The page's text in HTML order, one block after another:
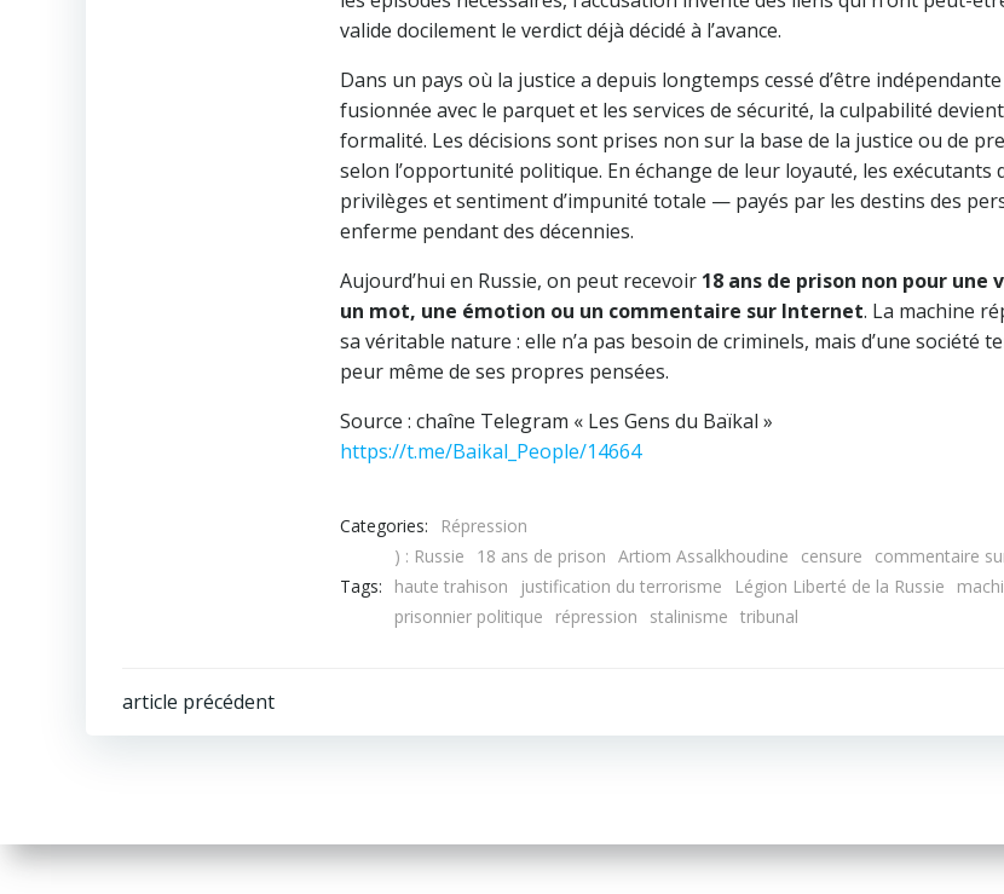
valide docilement le verdict déjà décidé à l’avance.
Dans un pays où la justice a depuis longtemps cessé d’être
fusionnée avec le parquet et les services de sécurité, la culpabilité
formalité. Les décisions sont prises non sur la base de la justice ou de
selon l’opportunité politique. En échange de leur loyauté, les exécutants
privilèges et sentiment d’impunité totale — payés par les destins des
enferme pendant des décennies.
Aujourd’hui en Russie, on peut recevoir 18 ans de prison non pour une
un mot, une émotion ou un commentaire sur Internet. La machine
sa véritable nature : elle n’a pas besoin de criminels, mais d’une société
peur même de ses propres pensées.
Source : chaîne Telegram « Les Gens du Baïkal »
https://t.me/Baikal_People/14664
Categories: Répression
Tags:
) : Russie 18 ans de prison Artiom Assalkhoudine censure commentaire
haute trahison
justification du terrorisme Légion Liberté de la Russie
prisonnier politique
répression stalinisme tribunal
Navigation
l’article
article précédent
l’article